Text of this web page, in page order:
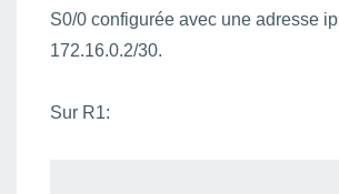
S0/0 configurée avec une adresse ip
172.16.0.2/30.
Sur R1: